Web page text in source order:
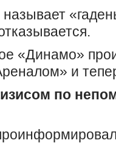
«Динамо»
и
по